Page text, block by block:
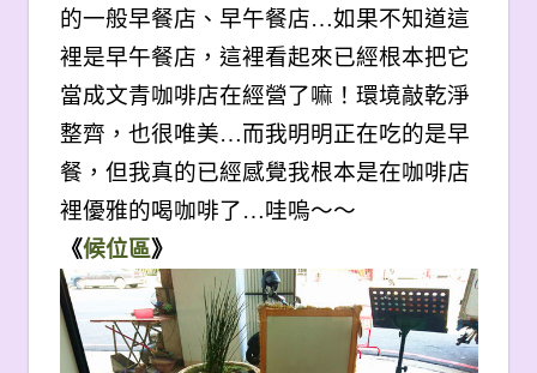
的一般早餐店、早午餐店…如果不知道這
裡是早午餐店，這裡看起來已經根本把它
當成文青咖啡店在經營了嘛！環境敲乾淨
整齊，也很唯美…而我明明正在吃的是早
餐，但我真的已經感覺我根本是在咖啡店
裡優雅的喝咖啡了…哇嗚～～
《候位區》